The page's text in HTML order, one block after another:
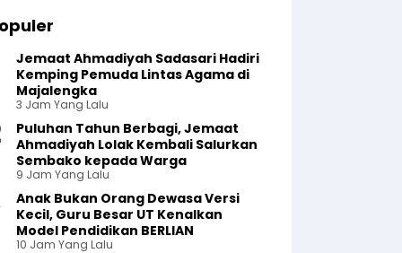
Jemaat Ahmadiyah Sadasari Hadiri
Kemping Pemuda Lintas Agama di
Majalengka
3 Jam Yang Lalu
Puluhan Tahun Berbagi, Jemaat
Ahmadiyah Lolak Kembali Salurkan
Sembako kepada Warga
9 Jam Yang Lalu
Anak Bukan Orang Dewasa Versi
Kecil, Guru Besar UT Kenalkan
Model Pendidikan BERLIAN
10 Jam Yang Lalu